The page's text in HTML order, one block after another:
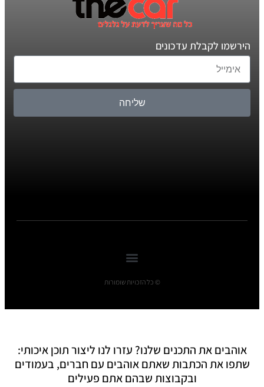
הירשמו לקבלת עדכונים
שליחה
© כל הזכויות שומורות
אוהבים את התכנים שלנו? עזרו לנו ליצור תוכן איכותי:
שתפו את הכתבות שאתם אוהבים עם חברים, בעמודים
ובקבוצות שבהם אתם פעילים